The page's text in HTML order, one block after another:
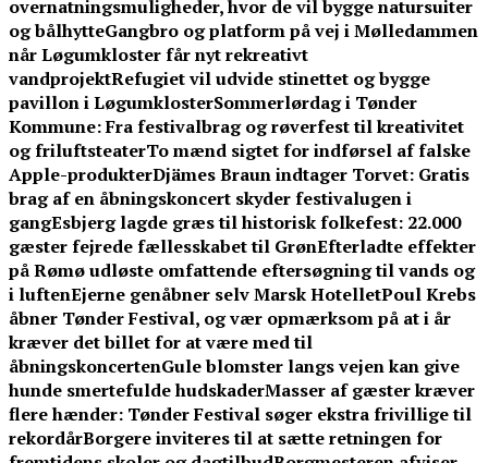
overnatningsmuligheder, hvor de vil bygge natursuiter
og bålhytteGangbro og platform på vej i Mølledammen
når Løgumkloster får nyt rekreativt
vandprojektRefugiet vil udvide stinettet og bygge
pavillon i LøgumklosterSommerlørdag i Tønder
Kommune: Fra festivalbrag og røverfest til kreativitet
og friluftsteaterTo mænd sigtet for indførsel af falske
Apple-produkterDjämes Braun indtager Torvet: Gratis
brag af en åbningskoncert skyder festivalugen i
gangEsbjerg lagde græs til historisk folkefest: 22.000
gæster fejrede fællesskabet til GrønEfterladte effekter
på Rømø udløste omfattende eftersøgning til vands og
i luftenEjerne genåbner selv Marsk HotelletPoul Krebs
åbner Tønder Festival, og vær opmærksom på at i år
kræver det billet for at være med til
åbningskoncertenGule blomster langs vejen kan give
hunde smertefulde hudskaderMasser af gæster kræver
flere hænder: Tønder Festival søger ekstra frivillige til
rekordårBorgere inviteres til at sætte retningen for